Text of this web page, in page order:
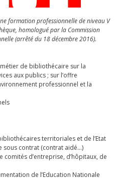
formation professionnelle de niveau V
homologué par la Commission
(arrêté du 18 décembre 2016).
de bibliothécaire sur la
aux publics ; sur l’offre
professionnel et la
territoriales et de l’Etat
sous contrat (contrat aidé…)
d’entreprise, d’hôpitaux, de
de l’Education Nationale